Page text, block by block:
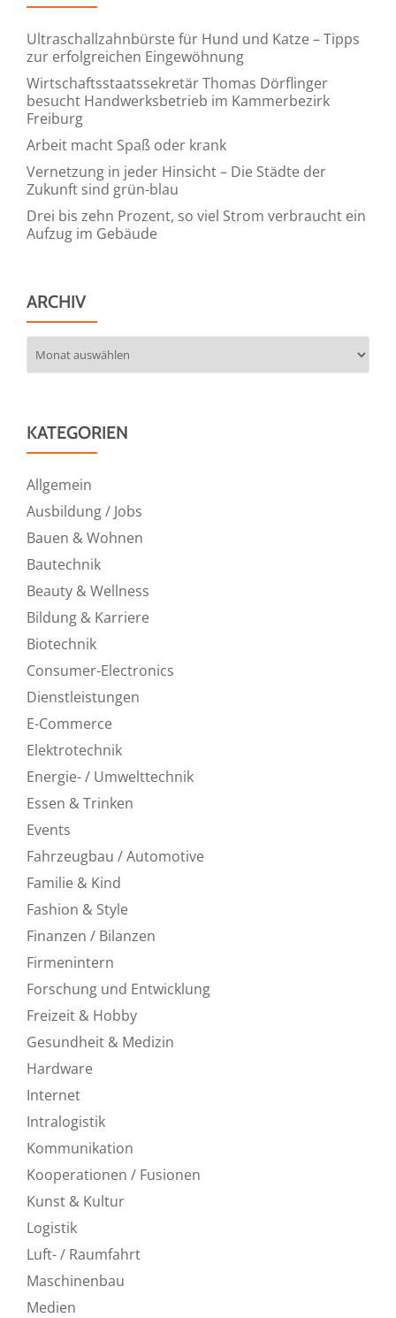
Ultraschallzahnbürste für Hund und Katze – Tipps
zur erfolgreichen Eingewöhnung
Wirtschaftsstaatssekretär Thomas Dörflinger
besucht Handwerksbetrieb im Kammerbezirk
Freiburg
Arbeit macht Spaß oder krank
Vernetzung in jeder Hinsicht – Die Städte der
Zukunft sind grün-blau
Drei bis zehn Prozent, so viel Strom verbraucht ein
Aufzug im Gebäude
ARCHIV
KATEGORIEN
Allgemein
Ausbildung / Jobs
Bauen & Wohnen
Bautechnik
Beauty & Wellness
Bildung & Karriere
Biotechnik
Consumer-Electronics
Dienstleistungen
E-Commerce
Elektrotechnik
Energie- / Umwelttechnik
Essen & Trinken
Events
Fahrzeugbau / Automotive
Familie & Kind
Fashion & Style
Finanzen / Bilanzen
Firmenintern
Forschung und Entwicklung
Freizeit & Hobby
Gesundheit & Medizin
Hardware
Internet
Intralogistik
Kommunikation
Kooperationen / Fusionen
Kunst & Kultur
Logistik
Luft- / Raumfahrt
Maschinenbau
Medien